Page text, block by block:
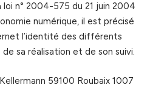
loi n° 2004-575 du 21 juin 2004
numérique, il est précisé
l’identité des différents
sa réalisation et de son suivi.
59100 Roubaix 1007